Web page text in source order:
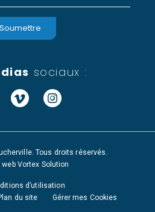
sociaux :
VimeoInstagram
Tous droits réservés.
web Vortex Solution
d’utilisation
du site Gérer mes Cookies